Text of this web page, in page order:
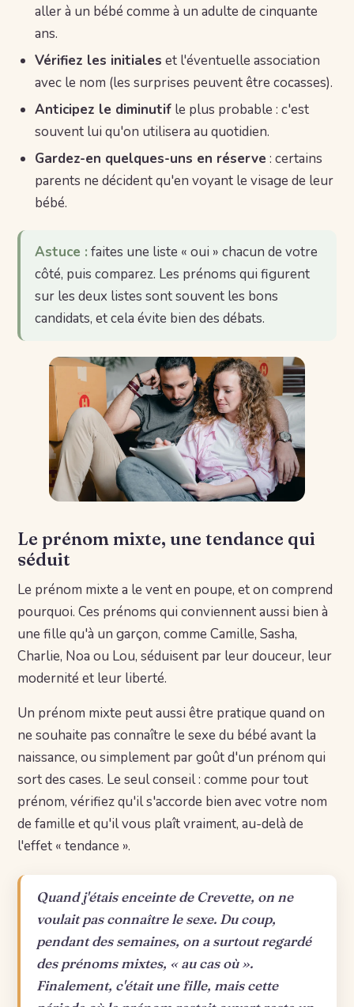
aller à un bébé comme à un adulte de cinquante
ans.
Vérifiez les initiales et l'éventuelle association
avec le nom (les surprises peuvent être cocasses).
Anticipez le diminutif le plus probable : c'est
souvent lui qu'on utilisera au quotidien.
Gardez-en quelques-uns en réserve : certains
parents ne décident qu'en voyant le visage de leur
bébé.
Astuce : faites une liste « oui » chacun de votre
côté, puis comparez. Les prénoms qui figurent
sur les deux listes sont souvent les bons
candidats, et cela évite bien des débats.
Le prénom mixte, une tendance qui
séduit
Le prénom mixte a le vent en poupe, et on comprend
pourquoi. Ces prénoms qui conviennent aussi bien à
une fille qu'à un garçon, comme Camille, Sasha,
Charlie, Noa ou Lou, séduisent par leur douceur, leur
modernité et leur liberté.
Un prénom mixte peut aussi être pratique quand on
ne souhaite pas connaître le sexe du bébé avant la
naissance, ou simplement par goût d'un prénom qui
sort des cases. Le seul conseil : comme pour tout
prénom, vérifiez qu'il s'accorde bien avec votre nom
de famille et qu'il vous plaît vraiment, au-delà de
l'effet « tendance ».
Quand j'étais enceinte de Crevette, on ne
voulait pas connaître le sexe. Du coup,
pendant des semaines, on a surtout regardé
des prénoms mixtes, « au cas où ».
Finalement, c'était une fille, mais cette